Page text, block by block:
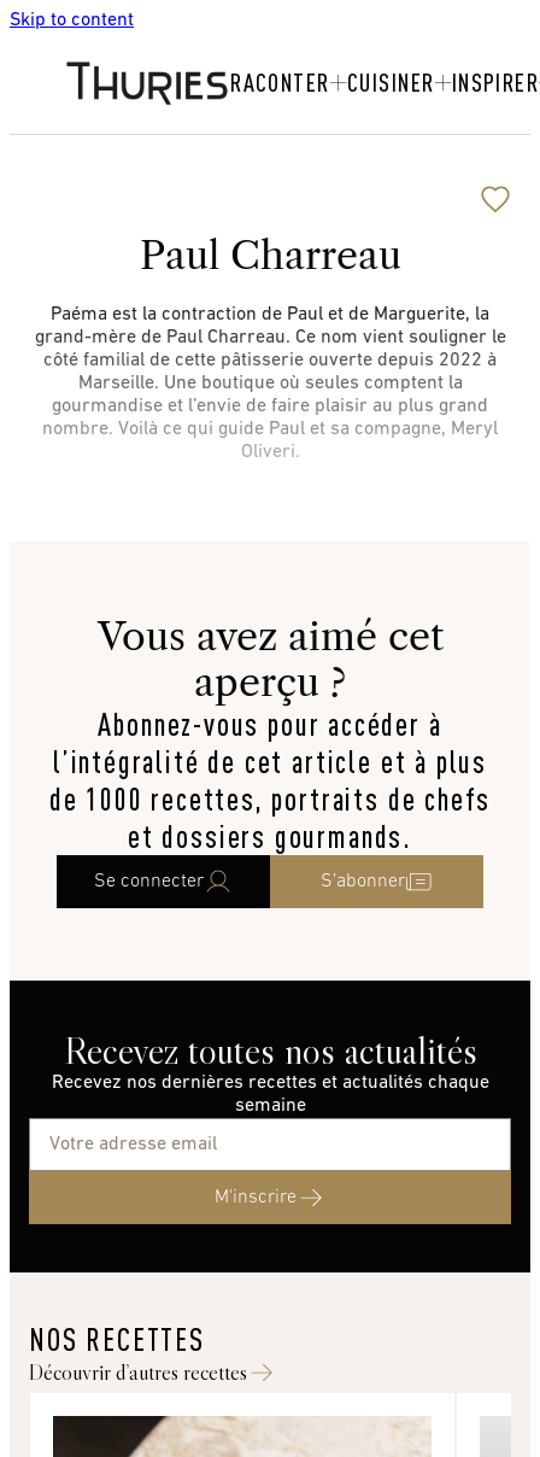
Skip to content
RACONTER CUISINER INSPIRER
Paul Charreau
Paéma est la contraction de Paul et de Marguerite, la
grand-mère de Paul Charreau. Ce nom vient souligner le
côté familial de cette pâtisserie ouverte depuis 2022 à
Marseille. Une boutique où seules comptent la
gourmandise et l’envie de faire plaisir au plus grand
nombre. Voilà ce qui guide Paul et sa compagne, Meryl
Oliveri.
Vous avez aimé cet
aperçu ?
Abonnez-vous pour accéder à
l’intégralité de cet article et à plus
de 1000 recettes, portraits de chefs
et dossiers gourmands.
Se connecter S’abonner
Recevez toutes nos actualités
Recevez nos dernières recettes et actualités chaque
semaine
M'inscrire
NOS RECETTES
Découvrir d’autres recettes